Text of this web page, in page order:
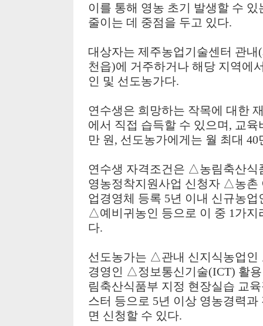
이를 통해 영농 초기 발생할 수
줄이는 데 중점을 두고 있다.
대상자는 제주농업기술센터 관내 (
천읍)에 거주하거나 해당 지역에
인 및 선도농가다.
연수생은 희망하는 작목에 대한
에서 직접 습득할 수 있으며 , 교육
만 원 , 선도농가에게는 월 최대 40
연수생 자격조건은 △농림축산
영농정착지원사업 신청자 △농촌
업경영체 등록 5년 이내 신규농
△예비귀농인 등으로 이 중 1가지
다.
선도농가는 △관내 신지식농업인
경영인 △정보통신기술(ICT) 활
림축산식품부 지정 현장실습 교
스터 등으로 5년 이상 영농경력
면 신청할 수 있다.